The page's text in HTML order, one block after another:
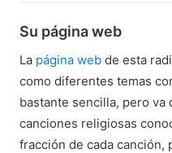
Su página web
La página web de esta
como diferentes temas
bastante sencilla, pero
canciones religiosas
fracción de cada canción,